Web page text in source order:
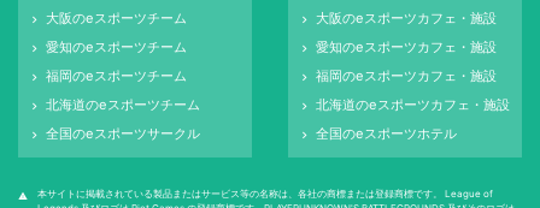
keyboard_arrow_right 大阪のeスポーツチーム
keyboard_arrow_right 愛知のeスポーツチーム
keyboard_arrow_right 福岡のeスポーツチーム
keyboard_arrow_right 北海道のeスポーツチーム
keyboard_arrow_right 全国のeスポーツサークル
keyboard_arrow_right 大阪のeスポーツカフェ・施設
keyboard_arrow_right 愛知のeスポーツカフェ・施設
keyboard_arrow_right 福岡のeスポーツカフェ・施設
keyboard_arrow_right 北海道のeスポーツカフェ・施設
keyboard_arrow_right 全国のeスポーツホテル
warning
本サイトに掲載されている製品またはサービス等の名称は、各社の商標または登録商標です。 League of